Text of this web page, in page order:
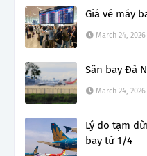
Giá vé máy
March 24, 2026
Sân bay Đà
March 24, 2026
Lý do tạm
bay từ 1/4